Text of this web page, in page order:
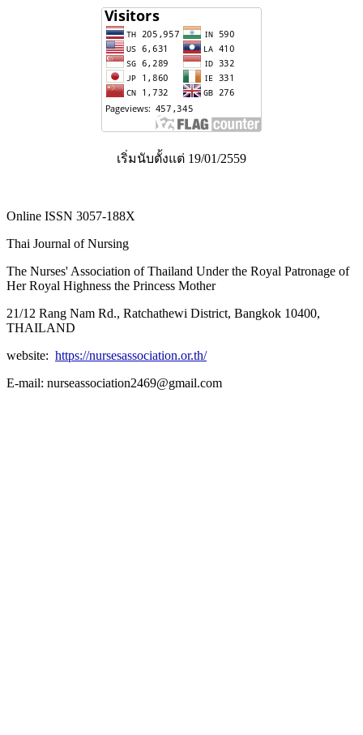
เริ่มนับตั้งแต่ 19/01/2559
Online ISSN 3057-188X
Thai Journal of Nursing
The Nurses' Association of Thailand Under the Royal Patronage of
Her Royal Highness the Princess Mother
21/12 Rang Nam Rd., Ratchathewi District, Bangkok 10400,
THAILAND
website: https://nursesassociation.or.th/
E-mail: nurseassociation2469@gmail.com